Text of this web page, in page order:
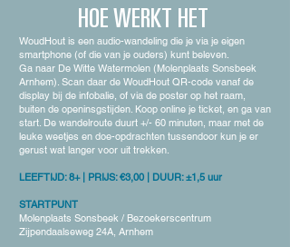
HOE WERKT HET
WoudHout is een audio-wandeling die je via je eigen
smartphone (of die van je ouders) kunt beleven.
Ga naar De Witte Watermolen (Molenplaats Sonsbeek
Arnhem). Scan daar de WoudHout QR-code vanaf de
display bij de infobalie, of via de poster op het raam,
buiten de openinsgstijden. Koop online je ticket, en ga van
start. De wandelroute duurt +/- 60 minuten, maar met de
leuke weetjes en doe-opdrachten tussendoor kun je er
gerust wat langer voor uit trekken.
LEEFTIJD: 8+ | PRIJS: €3,00 | DUUR: ±1,5 uur
STARTPUNT
Molenplaats Sonsbeek / Bezoekerscentrum
Zijpendaalseweg 24A, Arnhem